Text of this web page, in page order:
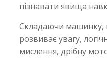
пізнавати явища
Складаючи машинку,
розвиває увагу,
мислення, дрібну